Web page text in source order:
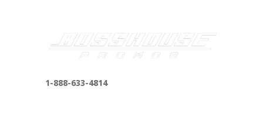
1-888-633-4814